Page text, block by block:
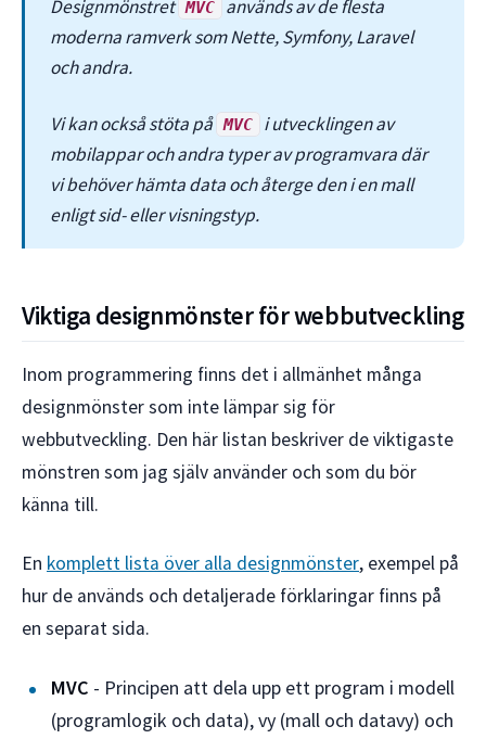
Designmönstret MVC
används av de flesta
moderna ramverk som Nette, Symfony, Laravel
och andra.
Vi kan också stöta på MVC
i utvecklingen av
mobilappar och andra typer av programvara där
vi behöver hämta data och återge den i en mall
enligt sid- eller visningstyp.
Viktiga designmönster för webbutveckling
Inom programmering finns det i allmänhet många
designmönster som inte lämpar sig för
webbutveckling. Den här listan beskriver de viktigaste
mönstren som jag själv använder och som du bör
känna till.
En komplett lista över alla designmönster, exempel på
hur de används och detaljerade förklaringar finns på
en separat sida.
MVC - Principen att dela upp ett program i modell
(programlogik och data), vy (mall och datavy) och